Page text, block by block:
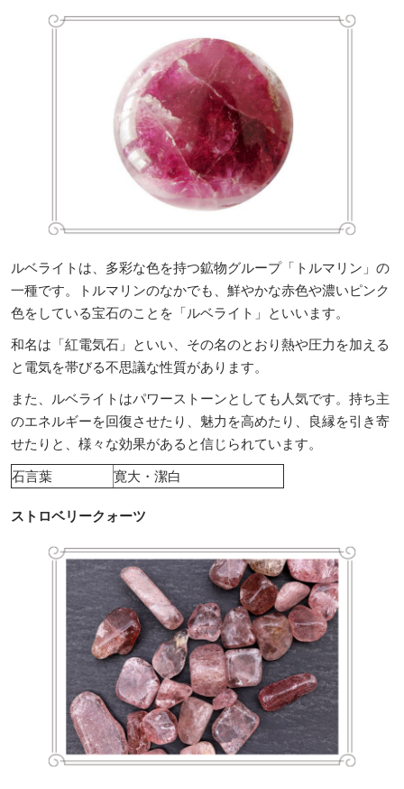
ルベライトは、多彩な色を持つ鉱物グループ「トルマリン」の
一種です。トルマリンのなかでも、鮮やかな赤色や濃いピンク
色をしている宝石のことを「ルベライト」といいます。
和名は「紅電気石」といい、その名のとおり熱や圧力を加える
と電気を帯びる不思議な性質があります。
また、ルベライトはパワーストーンとしても人気です。持ち主
のエネルギーを回復させたり、魅力を高めたり、良縁を引き寄
せたりと、様々な効果があると信じられています。
石言葉
寛大・潔白
ストロベリークォーツ